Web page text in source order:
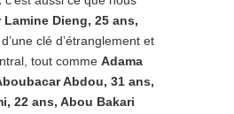
Lamine Dieng, 25 ans,
clé d’étranglement et
tout comme Adama
Abdou, 31 ans,
22 ans, Abou Bakari